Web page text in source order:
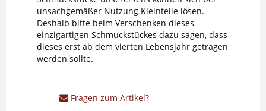
unsachgemäßer Nutzung Kleinteile lösen.
Deshalb bitte beim Verschenken dieses
einzigartigen Schmuckstückes dazu sagen, dass
dieses erst ab dem vierten Lebensjahr getragen
werden sollte.
Fragen zum Artikel?